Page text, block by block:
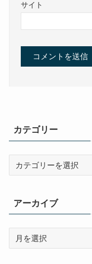
サイト
カテゴリー
ー
アーカイブ